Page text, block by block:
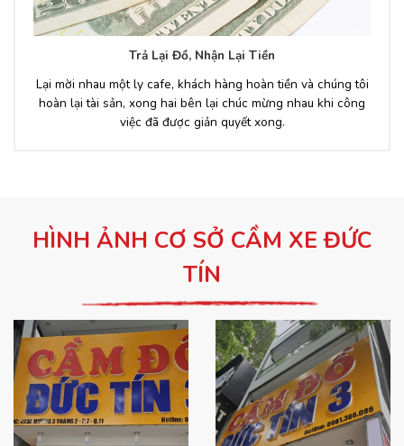
Trả Lại Đồ, Nhận Lại Tiền
Lại mời nhau một ly cafe, khách hàng hoàn tiền và chúng tôi
hoàn lại tài sản, xong hai bên lại chúc mừng nhau khi công
việc đã được giản quyết xong.
HÌNH ẢNH CƠ SỞ CẦM XE ĐỨC
TÍN